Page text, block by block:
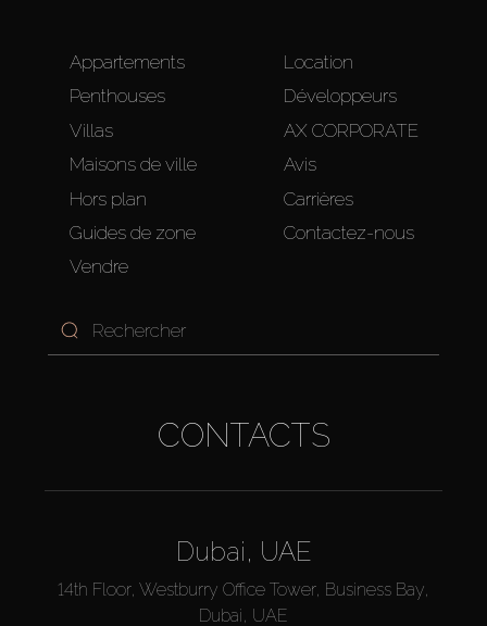
Appartements
Penthouses
Villas
Maisons de ville
Hors plan
Guides de zone
Vendre
Location
Développeurs
AX CORPORATE
Avis
Carrières
Contactez-nous
CONTACTS
Dubai, UAE
14th Floor, Westburry Office Tower, Business Bay,
Dubai, UAE